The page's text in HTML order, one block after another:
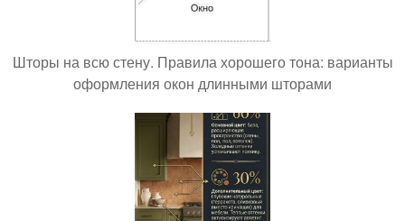
Шторы на всю стену. Правила хорошего тона: варианты
оформления окон длинными шторами